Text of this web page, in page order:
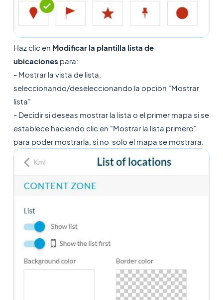
Haz clic en Modificar la plantilla lista de
ubicaciones para:
- Mostrar la vista de lista,
seleccionando/deseleccionando la opción "Mostrar
lista"
- Decidir si deseas mostrar la lista o el primer mapa si se
establece haciendo clic en "Mostrar la lista primero"
para poder mostrarla, si no solo el mapa se mostrara.